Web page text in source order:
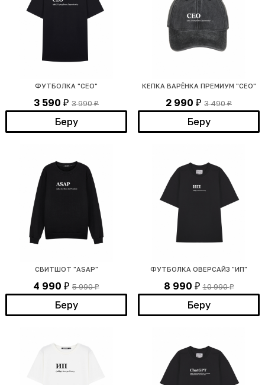
ФУТБОЛКА "СЕО"
3 590 ₽ 3 990₽
Беру
КЕПКА ВАРЁНКА ПРЕМИУМ "СЕО"
2 990 ₽ 3 490₽
Беру
СВИТШОТ "ASAP"
4 990 ₽ 5 990₽
Беру
ФУТБОЛКА ОВЕРСАЙЗ "ИП"
8 990 ₽ 10 990₽
Беру